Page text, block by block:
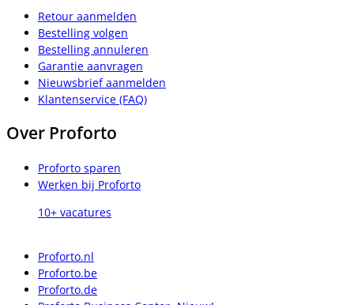
Retour aanmelden
Bestelling volgen
Bestelling annuleren
Garantie aanvragen
Nieuwsbrief aanmelden
Klantenservice (FAQ)
Over Proforto
Proforto sparen
Werken bij Proforto
10+ vacatures
Proforto.nl
Proforto.be
Proforto.de